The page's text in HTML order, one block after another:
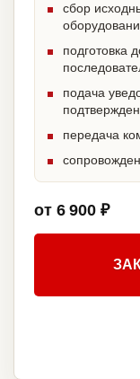
сбор
подготовка
подача
передача
от 6 900 ₽